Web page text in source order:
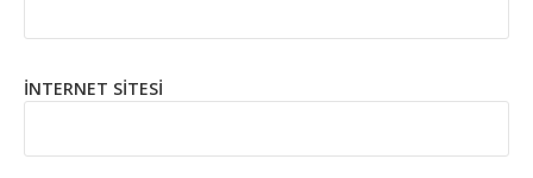
İNTERNET SITESI